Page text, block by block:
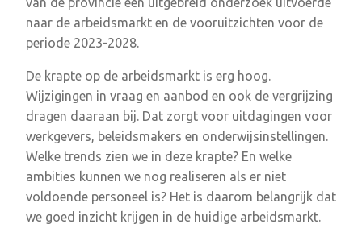
naar de arbeidsmarkt en de vooruitzichten voor de
periode 2023-2028.
De krapte op de arbeidsmarkt is erg hoog.
Wijzigingen in vraag en aanbod en ook de vergrijzing
dragen daaraan bij. Dat zorgt voor uitdagingen voor
werkgevers, beleidsmakers en onderwijsinstellingen.
Welke trends zien we in deze krapte? En welke
ambities kunnen we nog realiseren als er niet
voldoende personeel is? Het is daarom belangrijk dat
we goed inzicht krijgen in de huidige arbeidsmarkt.